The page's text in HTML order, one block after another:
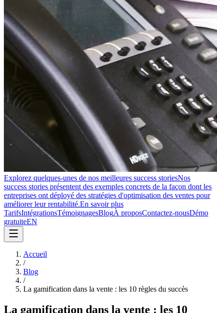
Explorez quelques-unes de nos meilleures success storiesNos
success stories présentent des exemples concrets de la façon dont les
entreprises ont déployé des stratégies d'optimisation des ventes pour
améliorer leur rentabilité.En savoir plus
TarifsIntégrationsTémoignagesBlogÀ proposContactez-nousDémo
gratuiteEN
Accueil
/
Blog
/
La gamification dans la vente : les 10 règles du succès
La gamification dans la vente : les 10